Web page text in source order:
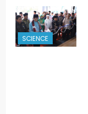
SCIENCE